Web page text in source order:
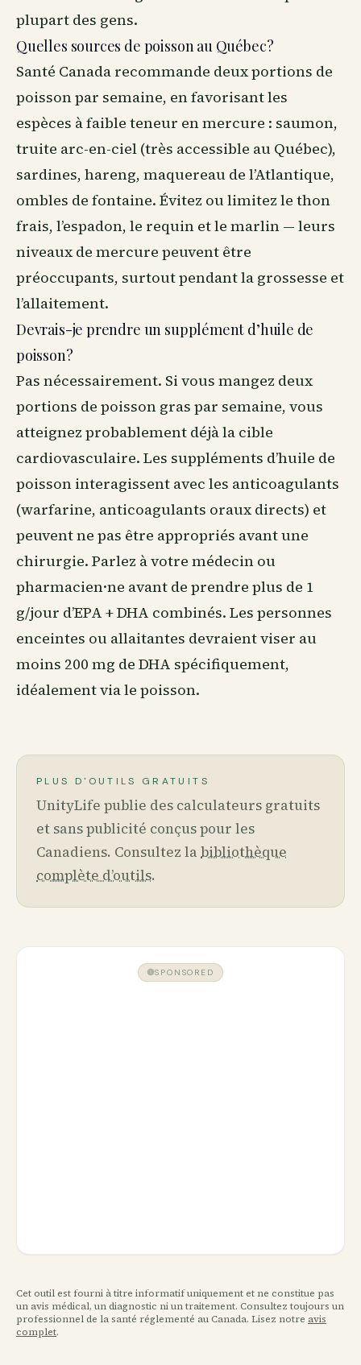
plupart des gens.
Quelles sources de poisson au Québec?
Santé Canada recommande deux portions de
poisson par semaine, en favorisant les
espèces à faible teneur en mercure : saumon,
truite arc-en-ciel (très accessible au Québec),
sardines, hareng, maquereau de l’Atlantique,
ombles de fontaine. Évitez ou limitez le thon
frais, l’espadon, le requin et le marlin — leurs
niveaux de mercure peuvent être
préoccupants, surtout pendant la grossesse et
l’allaitement.
Devrais-je prendre un supplément d’huile de
poisson?
Pas nécessairement. Si vous mangez deux
portions de poisson gras par semaine, vous
atteignez probablement déjà la cible
cardiovasculaire. Les suppléments d’huile de
poisson interagissent avec les anticoagulants
(warfarine, anticoagulants oraux directs) et
peuvent ne pas être appropriés avant une
chirurgie. Parlez à votre médecin ou
pharmacien·ne avant de prendre plus de 1
g/jour d’EPA + DHA combinés. Les personnes
enceintes ou allaitantes devraient viser au
moins 200 mg de DHA spécifiquement,
idéalement via le poisson.
PLUS D'OUTILS GRATUITS
UnityLife publie des calculateurs gratuits
et sans publicité conçus pour les
Canadiens. Consultez la bibliothèque
complète d’outils.
SPONSORED
Cet outil est fourni à titre informatif uniquement et ne constitue pas
un avis médical, un diagnostic ni un traitement. Consultez toujours un
professionnel de la santé réglementé au Canada. Lisez notre avis
complet.